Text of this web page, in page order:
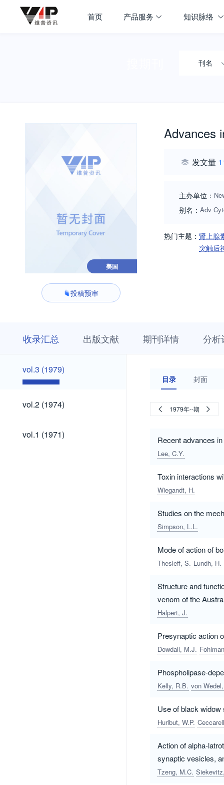
首页 产品服务 知识脉络
刊名
美国
投稿预审
Advances
发文量
主办单位：
别名： Adv
热门主题： 肾上腺
突触后
收录汇总 出版文献 期刊详情 分析
vol.3
(1979)
vol.3 (1979)
vol.2
(1974)
vol.2 (1974)
vol.1
(1971)
vol.1 (1971)
目录 封面
1979年--期
Recent advances
Lee, C.Y.
Toxin interactions
Wiegandt, H.
Studies on the
Simpson, L.L.
Mode of action of
Thesleff, S. Lundh, H.
Structure and
venom of the
Halpert, J.
Presynaptic action
Dowdall, M.J.
Phospholipase-
Kelly, R.B. von
Use of black
Hurlbut, W.P.
Action of alpha-
synaptic vesicles,
Tzeng, M.C.